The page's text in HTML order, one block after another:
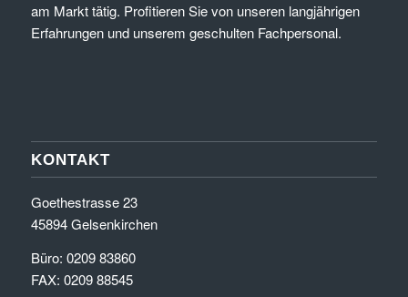
am Markt tätig. Profitieren Sie von unseren langjährigen
Erfahrungen und unserem geschulten Fachpersonal.
KONTAKT
Goethestrasse 23
45894 Gelsenkirchen
Büro: 0209 83860
FAX: 0209 88545